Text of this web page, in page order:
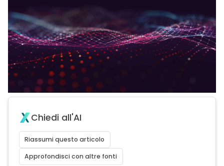
Chiedi all'AI
Riassumi questo articolo
Approfondisci con altre fonti